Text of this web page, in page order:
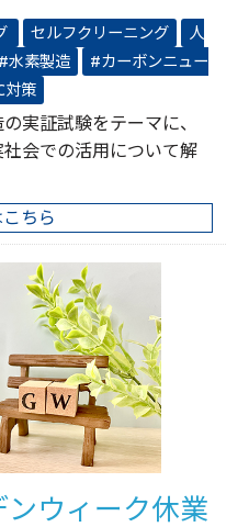
セルフクリーニング
人
#水素製造
#カーボンニュー
対策
実証試験をテーマに、
会での活用について解
ちら
ウィーク休業